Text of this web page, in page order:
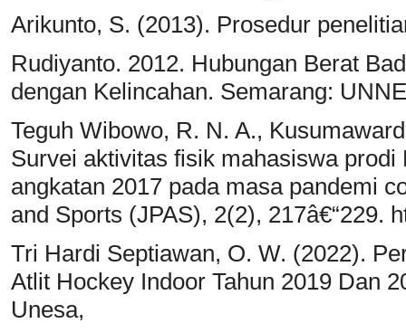
Arikunto, S. (2013). Prosedur
Rudiyanto. 2012. Hubungan Berat
dengan Kelincahan. Semarang:
Teguh Wibowo, R. N. A.,
Survei aktivitas fisik mahasiswa
angkatan 2017 pada masa pandemi
and Sports (JPAS), 2(2), 217â€“229.
Tri Hardi Septiawan, O. W. (2022).
Atlit Hockey Indoor Tahun 2019 Dan
Unesa,